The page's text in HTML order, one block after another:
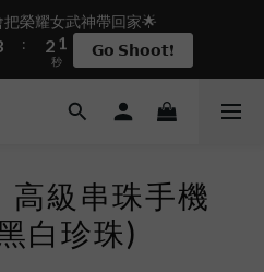
｜滿1000即享免運
榮耀女武神帶回家🌟
:
3
2
1
1
0
秒
𝗚𝗼 𝗦𝗵𝗼𝗼𝘁❗
加入新會員👆馬上送50元
POINT｜滿1000即享免運
高級串珠手機
白珍珠)